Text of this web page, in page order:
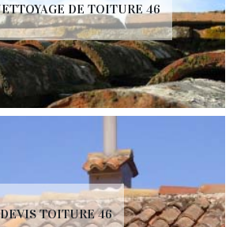
DE TOITURE 46
DEVIS TOITURE 46